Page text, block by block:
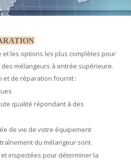
et les options les plus complètes pour
mélangeurs à entrée supérieure.
et de réparation fournit :
qualité répondant à des
de vie de votre équipement
du mélangeur sont
inspectées pour déterminer la